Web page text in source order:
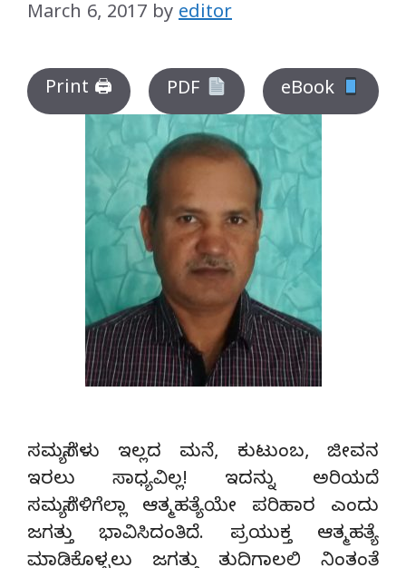
March 6, 2017 by editor
Print 🖨 PDF eBook
ಸಮಸ್ಯೆಗಳು ಇಲ್ಲದ ಮನೆ, ಕುಟುಂಬ, ಜೀವನ
ಇರಲು ಸಾಧ್ಯವಿಲ್ಲ! ಇದನ್ನು ಅರಿಯದೆ
ಸಮಸ್ಯೆಗಳಿಗೆಲ್ಲಾ ಆತ್ಮಹತ್ಯೆಯೇ ಪರಿಹಾರ ಎಂದು
ಜಗತ್ತು ಭಾವಿಸಿದಂತಿದೆ. ಪ್ರಯುಕ್ತ ಆತ್ಮಹತ್ಯೆ
ಮಾಡಿಕೊಳ್ಳಲು ಜಗತ್ತು ತುದಿಗಾಲಲಿ ನಿಂತಂತೆ